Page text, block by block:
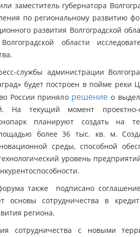
заместитель губернатора
по региональному развитию
развития Волгоградской
области
службы администрации
будет построен в пойме
России приняло решение о
На текущий момент проектно-
планируют создать на
более 36 тыс. кв. м.
среды, способной
уровень
также подписано соглашение
основы сотрудничества в
региона.
сотрудничества с новыми